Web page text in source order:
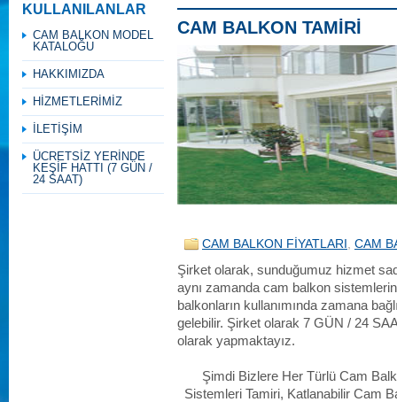
CAM BALKON TAMİRİ
CAM BALKON FİYATLARI , CAM
Şirket olarak, sunduğumuz hizmet
aynı zamanda cam balkon
balkonların kullanımında zamana
gelebilir. Şirket olarak 7 GÜN / 24
olarak yapmaktayız.
Şimdi Bizlere Her Türlü Cam
Sistemleri Tamiri, Katlanabilir Cam
KULLANILANLAR
CAM BALKON MODEL
KATALOĞU
HAKKIMIZDA
HİZMETLERİMİZ
İLETİŞİM
ÜCRETSİZ YERİNDE
KEŞİF HATTI (7 GÜN /
24 SAAT)